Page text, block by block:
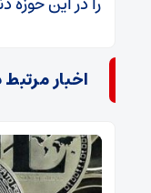
اخبار مرتبط